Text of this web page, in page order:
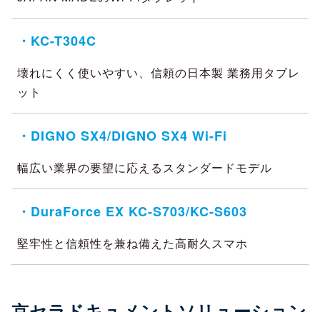
・KC-T304C
壊れにくく使いやすい、信頼の日本製 業務用タブレ
ット
・DIGNO SX4/DIGNO SX4 Wi-Fi
幅広い業界の要望に応えるスタンダードモデル
・DuraForce EX KC-S703/KC-S603
堅牢性と信頼性を兼ね備えた高耐久スマホ